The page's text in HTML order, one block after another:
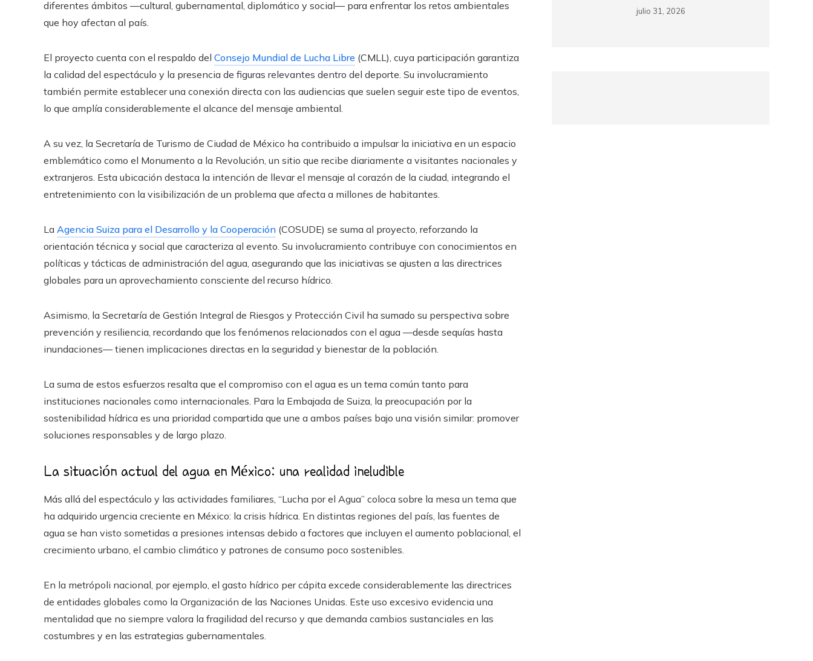
diferentes ámbitos —cultural, gubernamental, diplomático y social— para enfrentar los retos ambientales
que hoy afectan al país.
El proyecto cuenta con el respaldo del Consejo Mundial de Lucha Libre (CMLL), cuya participación garantiza
la calidad del espectáculo y la presencia de figuras relevantes dentro del deporte. Su involucramiento
también permite establecer una conexión directa con las audiencias que suelen seguir este tipo de eventos,
lo que amplía considerablemente el alcance del mensaje ambiental.
A su vez, la Secretaría de Turismo de Ciudad de México ha contribuido a impulsar la iniciativa en un espacio
emblemático como el Monumento a la Revolución, un sitio que recibe diariamente a visitantes nacionales y
extranjeros. Esta ubicación destaca la intención de llevar el mensaje al corazón de la ciudad, integrando el
entretenimiento con la visibilización de un problema que afecta a millones de habitantes.
La Agencia Suiza para el Desarrollo y la Cooperación (COSUDE) se suma al proyecto, reforzando la
orientación técnica y social que caracteriza al evento. Su involucramiento contribuye con conocimientos en
políticas y tácticas de administración del agua, asegurando que las iniciativas se ajusten a las directrices
globales para un aprovechamiento consciente del recurso hídrico.
Asimismo, la Secretaría de Gestión Integral de Riesgos y Protección Civil ha sumado su perspectiva sobre
prevención y resiliencia, recordando que los fenómenos relacionados con el agua —desde sequías hasta
inundaciones— tienen implicaciones directas en la seguridad y bienestar de la población.
La suma de estos esfuerzos resalta que el compromiso con el agua es un tema común tanto para
instituciones nacionales como internacionales. Para la Embajada de Suiza, la preocupación por la
sostenibilidad hídrica es una prioridad compartida que une a ambos países bajo una visión similar: promover
soluciones responsables y de largo plazo.
La situación actual del agua en México: una realidad ineludible
Más allá del espectáculo y las actividades familiares, “Lucha por el Agua” coloca sobre la mesa un tema que
ha adquirido urgencia creciente en México: la crisis hídrica. En distintas regiones del país, las fuentes de
agua se han visto sometidas a presiones intensas debido a factores que incluyen el aumento poblacional, el
crecimiento urbano, el cambio climático y patrones de consumo poco sostenibles.
En la metrópoli nacional, por ejemplo, el gasto hídrico per cápita excede considerablemente las directrices
de entidades globales como la Organización de las Naciones Unidas. Este uso excesivo evidencia una
mentalidad que no siempre valora la fragilidad del recurso y que demanda cambios sustanciales en las
costumbres y en las estrategias gubernamentales.
julio 31, 2026